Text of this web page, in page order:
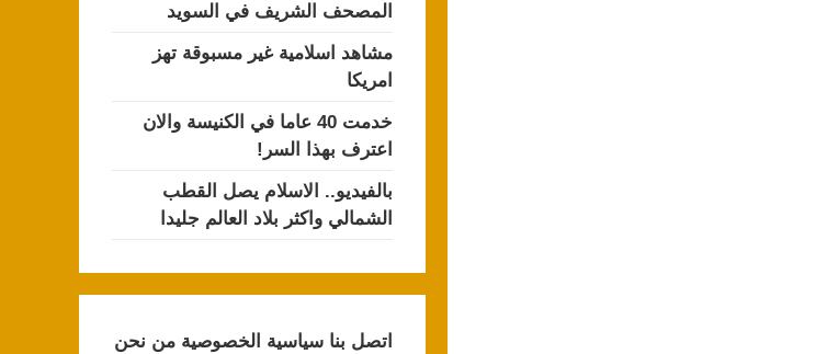
المصحف الشريف في السويد
مشاهد اسلامية غير مسبوقة تهز
امريكا
خدمت 40 عاما في الكنيسة والان
اعترف بهذا السر!
بالفيديو.. الاسلام يصل القطب
الشمالي واكثر بلاد العالم جليدا
اتصل بنا سياسية الخصوصية من نحن